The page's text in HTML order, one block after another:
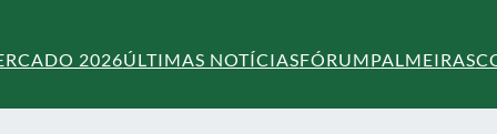
2026ÚLTIMAS NOTÍCIASFÓRUMPALMEIRAS